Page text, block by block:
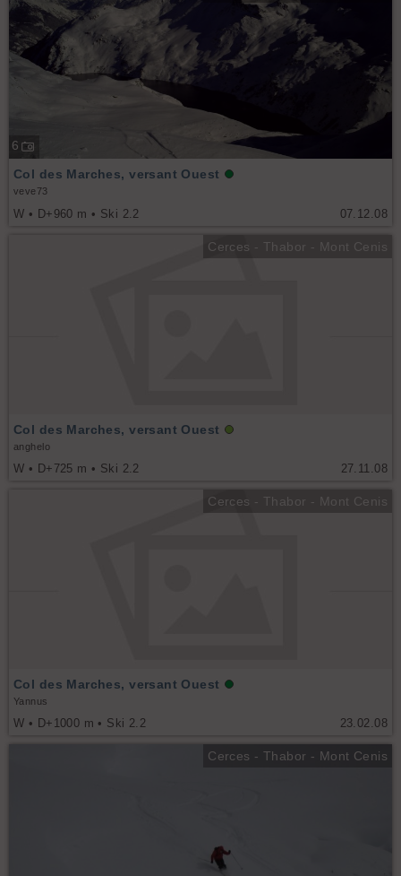
6
07.12.08
Col des Marches, versant Ouest
veve73
W • D+960 m • Ski 2.2
Cerces - Thabor - Mont Cenis
27.11.08
Col des Marches, versant Ouest
anghelo
W • D+725 m • Ski 2.2
Cerces - Thabor - Mont Cenis
23.02.08
Col des Marches, versant Ouest
Yannus
W • D+1000 m • Ski 2.2
Cerces - Thabor - Mont Cenis